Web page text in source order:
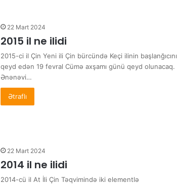
22 Mart 2024
2015 il ne ilidi
2015-ci il Çin Yeni ili Çin bürcündə Keçi ilinin başlanğıcını
qeyd edən 19 fevral Cümə axşamı günü qeyd olunacaq.
Ənənəvi…
Ətraflı
22 Mart 2024
2014 il ne ilidi
2014-cü il At İli Çin Təqvimində iki elementlə